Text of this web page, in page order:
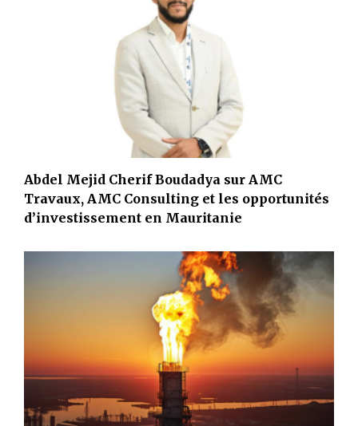
Abdel Mejid Cherif Boudadya sur AMC
Travaux, AMC Consulting et les opportunités
d’investissement en Mauritanie